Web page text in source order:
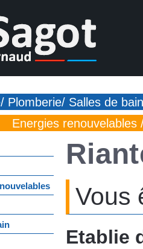
Plomberie/ Salles de
Energies
Vous
Etablie